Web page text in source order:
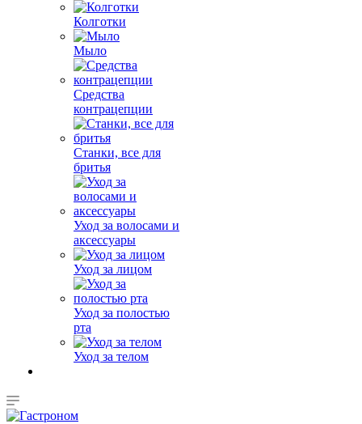
Колготки
Мыло
Средства
контрацепции
Станки, все для
бритья
Уход за волосами и
аксессуары
Уход за лицом
Уход за полостью
рта
Уход за телом